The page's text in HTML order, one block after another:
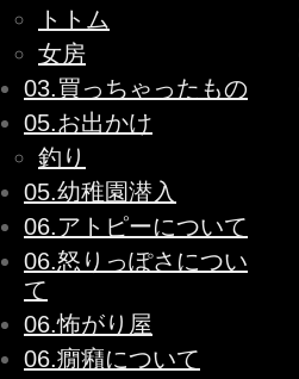
トトム
女房
03.買っちゃったもの
05.お出かけ
釣り
05.幼稚園潜入
06.アトピーについて
06.怒りっぽさについ
て
06.怖がり屋
06.癇癪について